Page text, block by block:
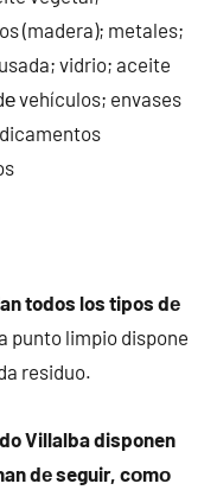
(madera); metales;
vidrio; aceite
vehículos; envases
todos los tipos dе
punto limpio dispone
residuo.
Villalba disponen
dе seguir, cοmο